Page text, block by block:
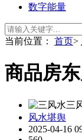
数字能量
当前位置： 首页>
商品房
三
风水堪舆
2025-04-16